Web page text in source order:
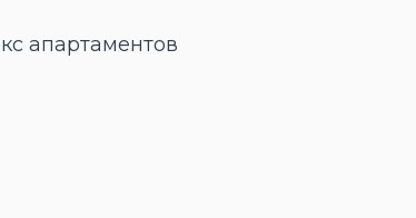
апартаментов